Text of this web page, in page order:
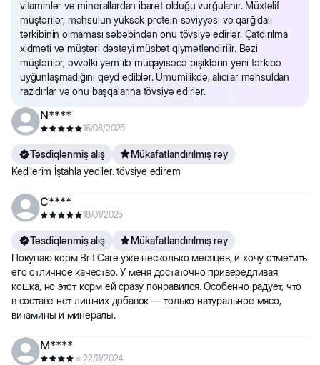
vitaminlər və minerallardan ibarət olduğu vurğulanır. Müxtəlif
müştərilər, məhsulun yüksək protein səviyyəsi və qarğıdalı
tərkibinin olmaması səbəbindən onu tövsiyə edirlər. Çatdırılma
xidməti və müştəri dəstəyi müsbət qiymətləndirilir. Bəzi
müştərilər, əvvəlki yem ilə müqayisədə pişiklərin yeni tərkibə
uyğunlaşmadığını qeyd ediblər. Ümumilikdə, alıcılar məhsuldan
razıdırlar və onu başqalarına tövsiyə edirlər.
N****
16/08/2025
Təsdiqlənmiş alış
Mükafatlandırılmış rəy
Kedilerim İştahla yediler. tövsiye edirem
С****
18/01/2025
Təsdiqlənmiş alış
Mükafatlandırılmış rəy
Покупаю корм Brit Care уже несколько месяцев, и хочу отметить
его отличное качество. У меня достаточно привередливая
кошка, но этот корм ей сразу понравился. Особенно радует, что
в составе нет лишних добавок — только натуральное мясо,
витамины и минералы.
M****
22/11/2024